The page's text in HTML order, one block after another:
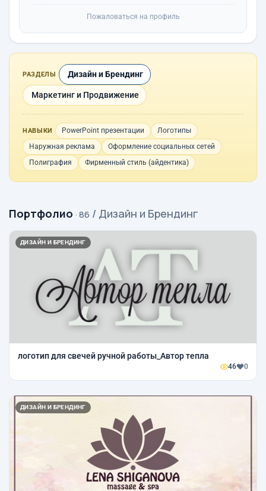
Пожаловаться на профиль
РАЗДЕЛЫ Дизайн и Брендинг
Маркетинг и Продвижение
НАВЫКИ PowerPoint презентации
Логотипы
Наружная реклама
Оформление социальных сетей
Полиграфия
Фирменный стиль (айдентика)
Портфолио · 86 / Дизайн и Брендинг
ДИЗАЙН И БРЕНДИНГ
логотип для свечей ручной работы_Автор тепла
46 0
ДИЗАЙН И БРЕНДИНГ